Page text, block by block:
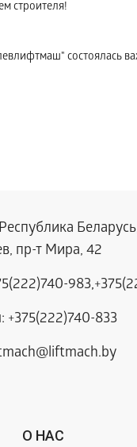
строителя!
состоялась
пр-т Мира, 42
983,
+375(222)740-833
О НАС